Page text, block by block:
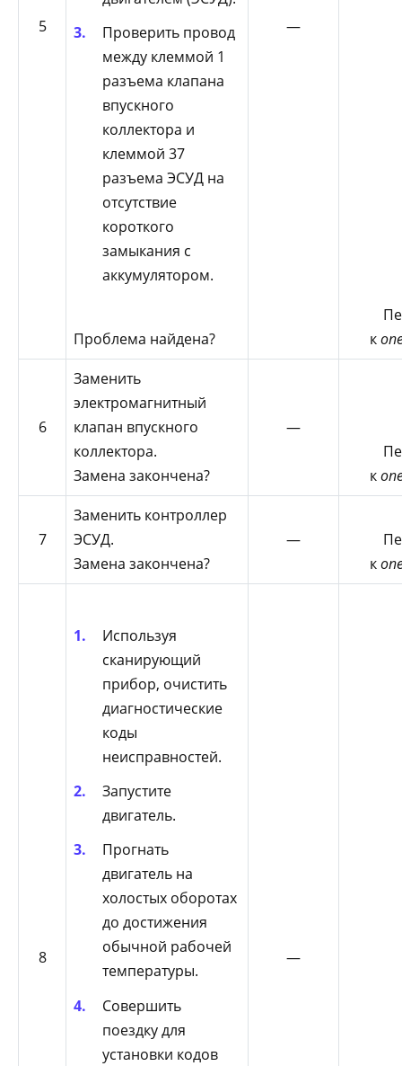
5
Проверить провод
между клеммой 1
разъема клапана
впускного
коллектора и
клеммой 37
разъема ЭСУД на
отсутствие
короткого
замыкания с
аккумулятором.
Проблема найдена?
—
к
6
Заменить
электромагнитный
клапан впускного
коллектора.
Замена закончена?
—
к
7
Заменить контроллер
ЭСУД.
Замена закончена?
—
к
8
Используя
сканирующий
прибор, очистить
диагностические
коды
неисправностей.
Запустите
двигатель.
Прогнать
двигатель на
холостых оборотах
до достижения
обычной рабочей
температуры.
Совершить
поездку для
установки кодов
—